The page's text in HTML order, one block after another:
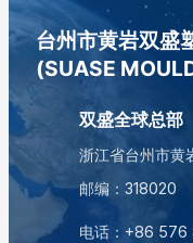
台州市黄岩双盛
(SUASE
双盛全球总部
浙江省台州市黄
邮编：318020
电话： +86 576